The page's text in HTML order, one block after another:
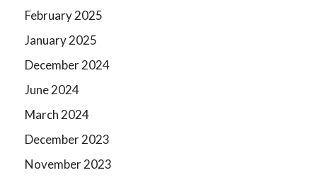
February 2025
January 2025
December 2024
June 2024
March 2024
December 2023
November 2023